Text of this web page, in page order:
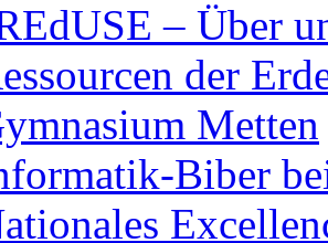
– Über
der
Metten
Biber